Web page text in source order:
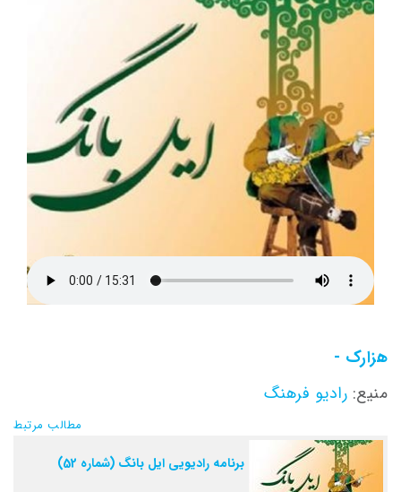
هزارک -
منیع: رادیو فرهنگ
مطالب مرتبط
برنامه رادیویی ایل بانگ (شماره 52)